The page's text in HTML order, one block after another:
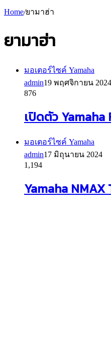
Home/ยามาฮ่า
ยามาฮ่า
มอเตอร์ไซค์ Yamaha
admin19 พฤศจิกายน 2024
876
เปิดตัว
มอเตอร์ไซค์ Yamaha
admin17 มิถุนายน 2024
1,194
Yamaha NMAX